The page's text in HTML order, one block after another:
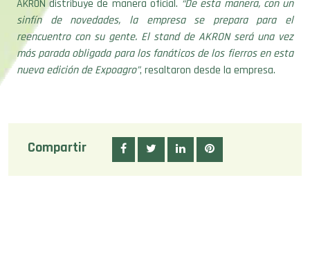
AKRON distribuye de manera oficial. “De esta manera, con un
sinfín de novedades, la empresa se prepara para el
reencuentro con su gente. El stand de AKRON será una vez
más parada obligada para los fanáticos de los fierros en esta
nueva edición de Expoagro”, resaltaron desde la empresa.
Compartir